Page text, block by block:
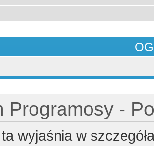
Programosy -
wyjaśnia w